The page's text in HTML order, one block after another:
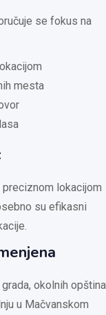
se fokus na
mesta
lokacijom
su efikasni
okolnih opština
u Mačvanskom